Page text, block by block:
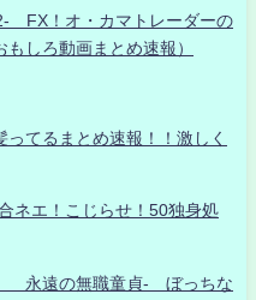
FX！オ・カマトレーダーの
しろ動画まとめ速報）
てるまとめ速報！！激しく
ネエ！こじらせ！50独身処
永遠の無職童貞- ぼっちな